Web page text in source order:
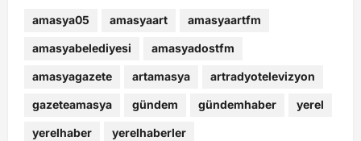
amasya05 amasyaart amasyaartfm
amasyabelediyesi amasyadostfm
amasyagazete artamasya artradyotelevizyon
gazeteamasya gündem gündemhaber yerel
yerelhaber yerelhaberler